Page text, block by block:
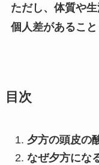
ただし、体質や
個人差があること
目次
夕方の頭皮の
なぜ夕方にな